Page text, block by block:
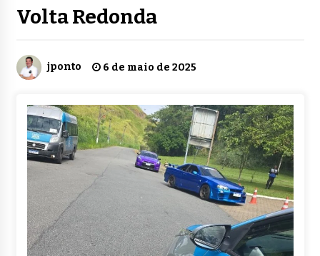
Volta Redonda
jponto 6 de maio de 2025